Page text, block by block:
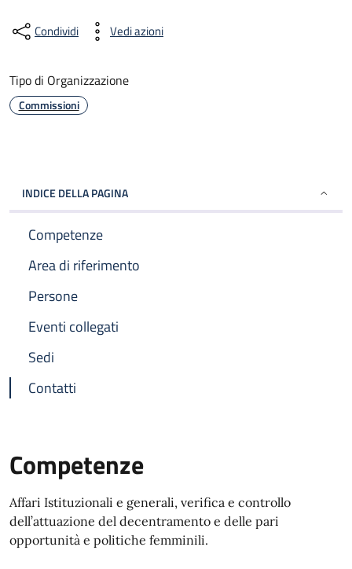
Condividi Vedi azioni
Tipo di Organizzazione
Commissioni
INDICE DELLA PAGINA
Competenze
Area di riferimento
Persone
Eventi collegati
Sedi
Contatti
Competenze
Affari Istituzionali e generali, verifica e controllo
dell’attuazione del decentramento e delle pari
opportunità e politiche femminili.